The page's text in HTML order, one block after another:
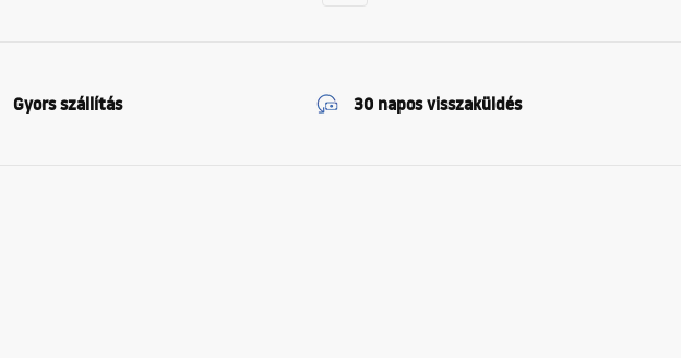
Gyors szállítás 30 napos visszaküldés